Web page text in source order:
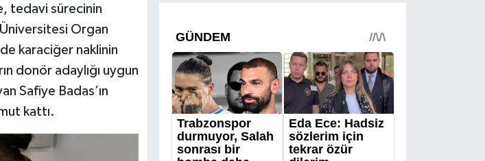
tedavi sürecinin
Organ
karaciğer naklinin
donör adaylığı uygun
Safiye Badas’ın
kattı.